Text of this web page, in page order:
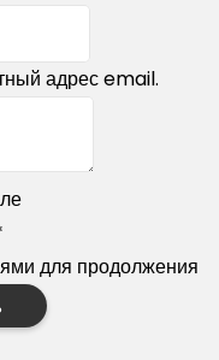
адрес email.
для продолжения